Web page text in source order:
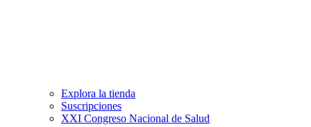
Explora la tienda
Suscripciones
XXI Congreso Nacional de Salud